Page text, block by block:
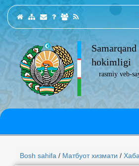
hokimligi
rasmiy veb-
Bosh sahifa / Матбуот хизмати /